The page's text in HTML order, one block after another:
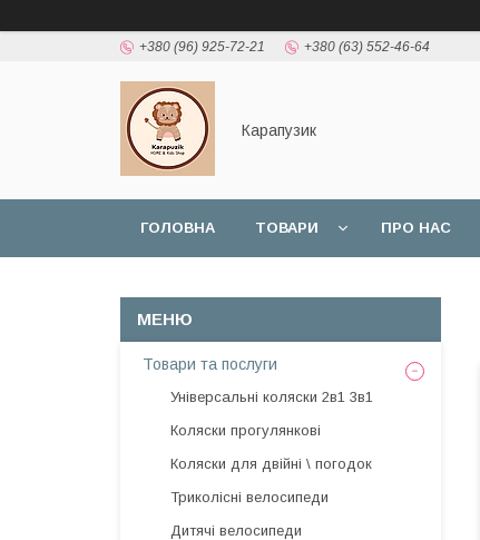
+380 (96) 925-72-21 +380 (63) 552-46-64
Карапузик
ГОЛОВНА ТОВАРИ ПРО НАС
Товари та послуги
Універсальні коляски 2в1 3в1
Коляски прогулянкові
Коляски для двійні \ погодок
Триколісні велосипеди
Дитячі велосипеди